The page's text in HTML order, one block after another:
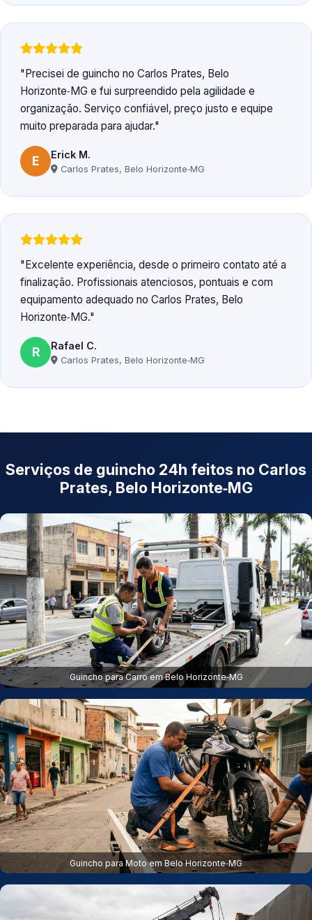
Precisei de guincho no Carlos Prates, Belo
Horizonte‑MG e fui surpreendido pela agilidade e
organização. Serviço confiável, preço justo e equipe
muito preparada para ajudar.
E Erick M.
Carlos Prates, Belo Horizonte‑MG
Excelente experiência, desde o primeiro contato até a
finalização. Profissionais atenciosos, pontuais e com
equipamento adequado no Carlos Prates, Belo
Horizonte‑MG.
R Rafael C.
Carlos Prates, Belo Horizonte‑MG
Serviços de guincho 24h feitos no Carlos
Prates, Belo Horizonte‑MG
Guincho para Carro em Belo Horizonte‑MG
Guincho para Moto em Belo Horizonte‑MG